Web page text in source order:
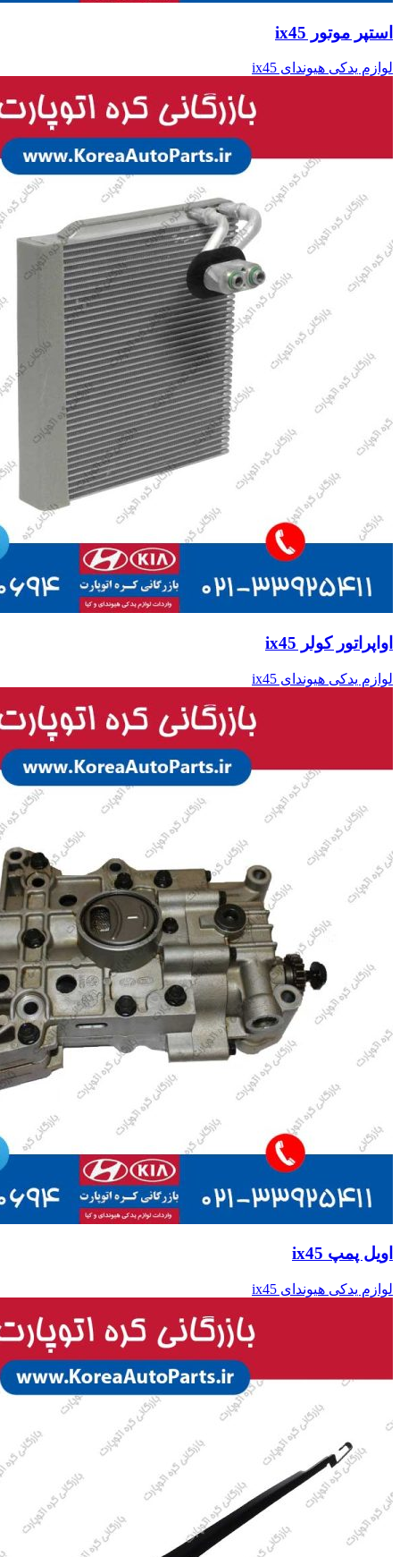
استپر موتور ix45
لوازم یدکی هیوندای ix45
اواپراتور کولر ix45
لوازم یدکی هیوندای ix45
اویل پمپ ix45
لوازم یدکی هیوندای ix45